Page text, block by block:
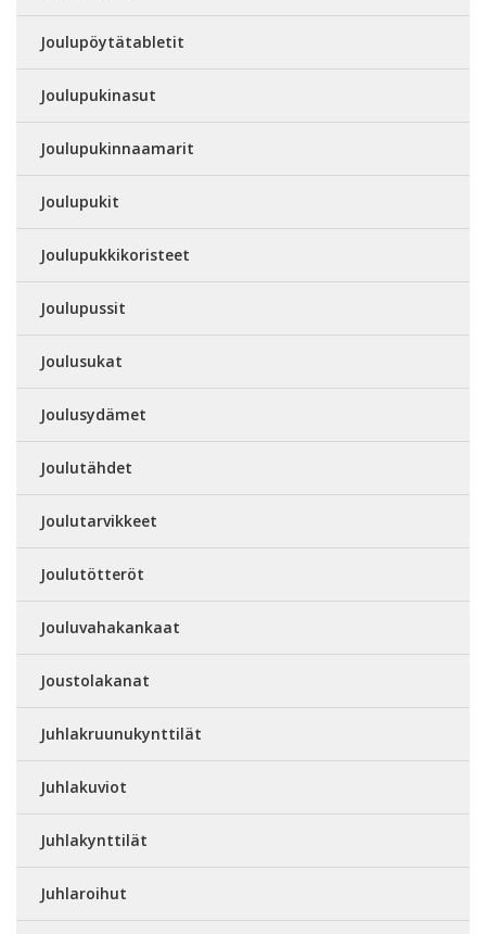
Joulupöytätabletit
Joulupukinasut
Joulupukinnaamarit
Joulupukit
Joulupukkikoristeet
Joulupussit
Joulusukat
Joulusydämet
Joulutähdet
Joulutarvikkeet
Joulutötteröt
Jouluvahakankaat
Joustolakanat
Juhlakruunukynttilät
Juhlakuviot
Juhlakynttilät
Juhlaroihut